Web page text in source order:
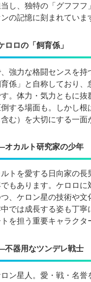
し、独特の「グフフフ
の記憶に刻まれていま
ロの「飼育係」
強力な格闘センスを持
係」と自称しており、
。体力・気力ともに抜
する場面も。しかし根
含む）を大切にする一面
カルト研究家の少年
トを愛する日向家の長
もあります。ケロロに
、ケロン星の技術や文
では成長する姿も丁寧
を担う重要キャラクタ
器用なツンデレ戦士
ン星人。愛・戦・名誉